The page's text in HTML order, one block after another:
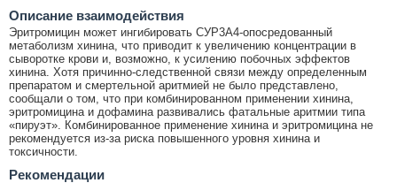
Описание взаимодействия
Эритромицин может ингибировать СУР3А4-опосредованный
метаболизм хинина, что приводит к увеличению концентрации в
сыворотке крови и, возможно, к усилению побочных эффектов
хинина. Хотя причинно-следственной связи между определенным
препаратом и смертельной аритмией не было представлено,
сообщали о том, что при комбинированном применении хинина,
эритромицина и дофамина развивались фатальные аритмии типа
«пируэт». Комбинированное применение хинина и эритромицина не
рекомендуется из-за риска повышенного уровня хинина и
токсичности.
Рекомендации